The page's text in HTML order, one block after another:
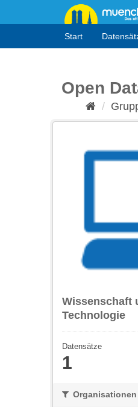
Start
Open
Wissenschaft
Technologie
Datensätze
1
Organisationen